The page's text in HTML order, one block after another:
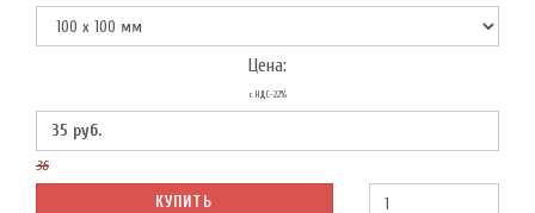
Цена:
с НДС-22%
35 руб.
36
КУПИТЬ